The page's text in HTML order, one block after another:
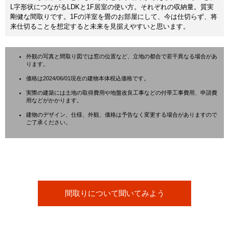
L字形状につながるLDKと1F居室の使い方。それぞれの収納量。質実
剛健な間取りです。1Fの洋室を畳のお部屋にして、今は仕切らず、将
来仕切ることを想定すると未来を見据えやすいと思います。
外観の写真と間取り図では窓の位置など、立地の都合で若干異なる場合があ
ります。
価格は2024/06/01現在の建物本体税込価格です。
実際の建築には土地の取得費用や地盤改良工事などの付帯工事費用、申請費
用などがかかります。
建物のデザイン、仕様、外観、価格は予告なく変更する場合がありますので
ご了承ください。
間取りについて聞いてみよう